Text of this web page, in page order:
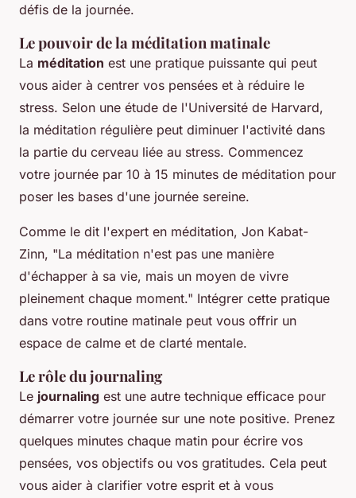
défis de la journée.
Le pouvoir de la méditation matinale
La méditation est une pratique puissante qui peut
vous aider à centrer vos pensées et à réduire le
stress. Selon une étude de l'Université de Harvard,
la méditation régulière peut diminuer l'activité dans
la partie du cerveau liée au stress. Commencez
votre journée par 10 à 15 minutes de méditation pour
poser les bases d'une journée sereine.
Comme le dit l'expert en méditation, Jon Kabat-
Zinn, "La méditation n'est pas une manière
d'échapper à sa vie, mais un moyen de vivre
pleinement chaque moment." Intégrer cette pratique
dans votre routine matinale peut vous offrir un
espace de calme et de clarté mentale.
Le rôle du journaling
Le journaling est une autre technique efficace pour
démarrer votre journée sur une note positive. Prenez
quelques minutes chaque matin pour écrire vos
pensées, vos objectifs ou vos gratitudes. Cela peut
vous aider à clarifier votre esprit et à vous